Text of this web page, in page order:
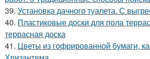
39. Установка дачного туалета. С
40. Пластиковые доски для пола
террасная доска
41. Цветы из гофрированной бумаги,